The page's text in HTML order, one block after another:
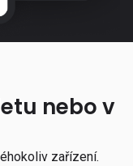
nebo v
zařízení.